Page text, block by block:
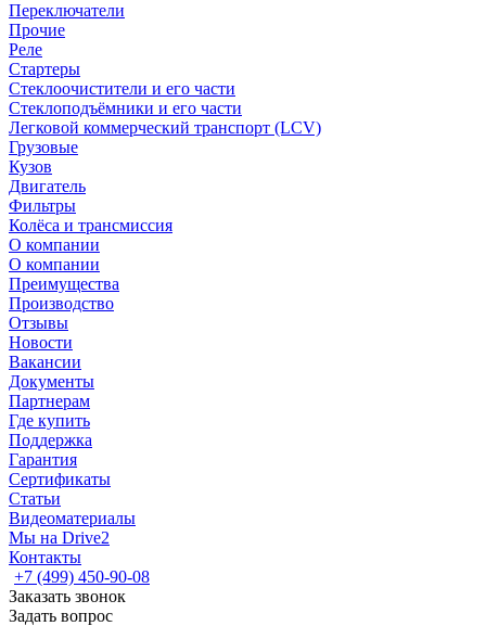
Переключатели
Прочие
Реле
Стартеры
Стеклоочистители и его части
Стеклоподъёмники и его части
Легковой коммерческий транспорт (LCV)
Грузовые
Кузов
Двигатель
Фильтры
Колёса и трансмиссия
О компании
О компании
Преимущества
Производство
Отзывы
Новости
Вакансии
Документы
Партнерам
Где купить
Поддержка
Гарантия
Сертификаты
Статьи
Видеоматериалы
Мы на Drive2
Контакты
+7 (499) 450-90-08
Заказать звонок
Задать вопрос